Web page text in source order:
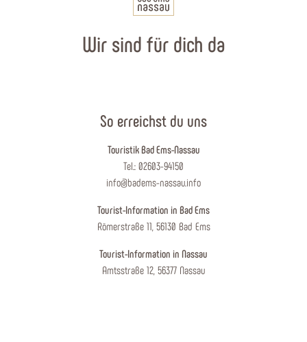
Wir sind für dich da
So erreichst du uns
Touristik Bad Ems-Nassau
Tel.: 02603-94150
info@badems-nassau.info
Tourist-Information in Bad Ems
Römerstraße 11, 56130 Bad Ems
Tourist-Information in Nassau
Amtsstraße 12, 56377 Nassau